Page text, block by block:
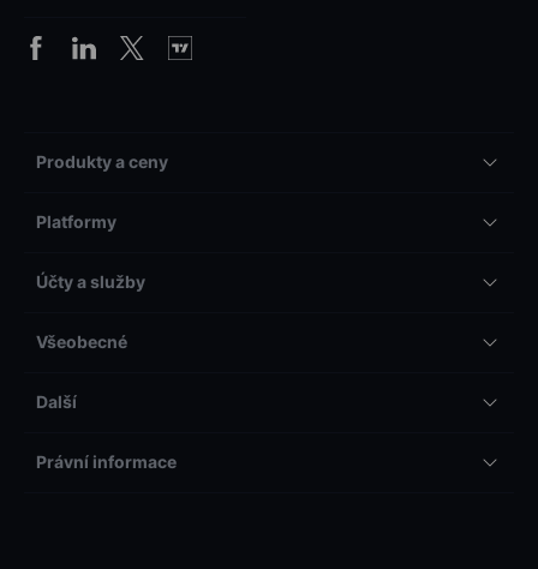
Produkty a ceny
Platformy
Účty a služby
Všeobecné
Další
Právní informace